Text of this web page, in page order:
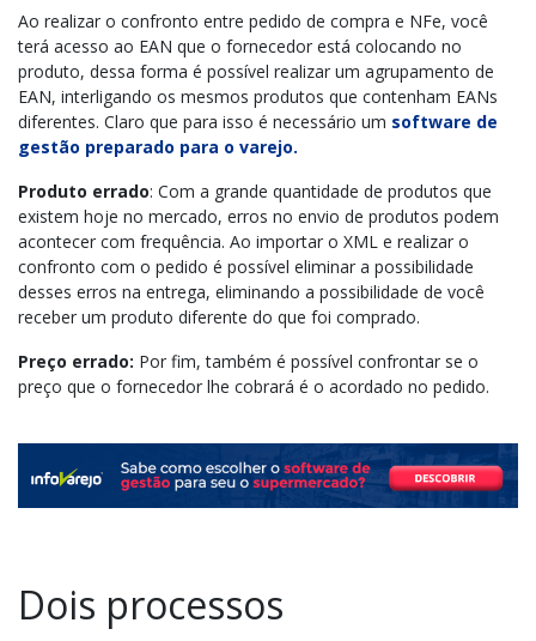
Ao realizar o confronto entre pedido de compra e NFe, você
terá acesso ao EAN que o fornecedor está colocando no
produto, dessa forma é possível realizar um agrupamento de
EAN, interligando os mesmos produtos que contenham EANs
diferentes. Claro que para isso é necessário um software de
gestão preparado para o varejo.
Produto errado: Com a grande quantidade de produtos que
existem hoje no mercado, erros no envio de produtos podem
acontecer com frequência. Ao importar o XML e realizar o
confronto com o pedido é possível eliminar a possibilidade
desses erros na entrega, eliminando a possibilidade de você
receber um produto diferente do que foi comprado.
Preço errado: Por fim, também é possível confrontar se o
preço que o fornecedor lhe cobrará é o acordado no pedido.
Dois processos